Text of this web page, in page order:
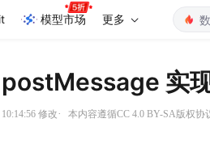
模型市场 更多
实
修改· 本内容遵循CC 4.0 BY-SA版权协